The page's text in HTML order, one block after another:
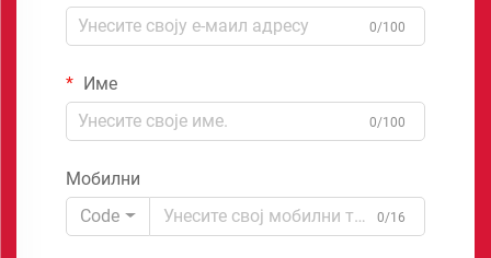
0/100
Име
0/100
Мобилни
Code
0/16